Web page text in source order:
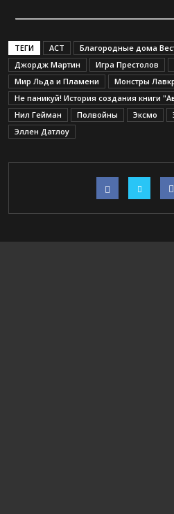
ТЕГИ АСТ Благородные дома
Джордж Мартин
Игра Престолов
Мир Льда и Пламени
Монстры
Не паникуй! История создания книги
Нил Гейман
Полвойны Эксмо
Эллен Датлоу